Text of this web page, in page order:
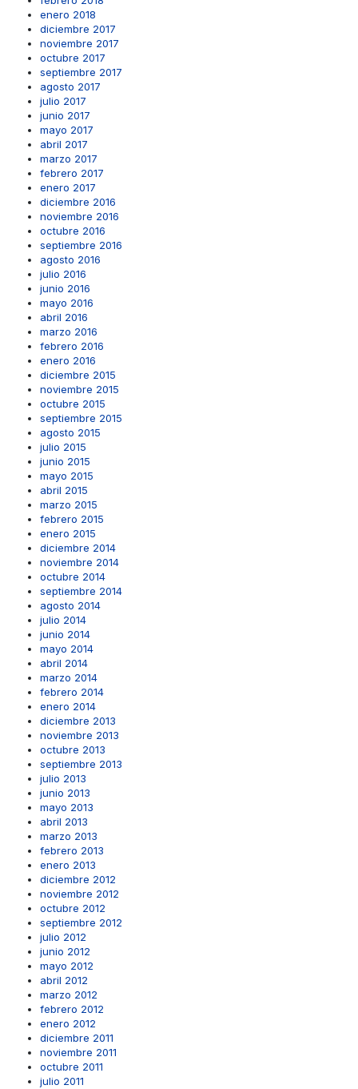
enero 2018
diciembre 2017
noviembre 2017
octubre 2017
septiembre 2017
agosto 2017
julio 2017
junio 2017
mayo 2017
abril 2017
marzo 2017
febrero 2017
enero 2017
diciembre 2016
noviembre 2016
octubre 2016
septiembre 2016
agosto 2016
julio 2016
junio 2016
mayo 2016
abril 2016
marzo 2016
febrero 2016
enero 2016
diciembre 2015
noviembre 2015
octubre 2015
septiembre 2015
agosto 2015
julio 2015
junio 2015
mayo 2015
abril 2015
marzo 2015
febrero 2015
enero 2015
diciembre 2014
noviembre 2014
octubre 2014
septiembre 2014
agosto 2014
julio 2014
junio 2014
mayo 2014
abril 2014
marzo 2014
febrero 2014
enero 2014
diciembre 2013
noviembre 2013
octubre 2013
septiembre 2013
julio 2013
junio 2013
mayo 2013
abril 2013
marzo 2013
febrero 2013
enero 2013
diciembre 2012
noviembre 2012
octubre 2012
septiembre 2012
julio 2012
junio 2012
mayo 2012
abril 2012
marzo 2012
febrero 2012
enero 2012
diciembre 2011
noviembre 2011
octubre 2011
julio 2011